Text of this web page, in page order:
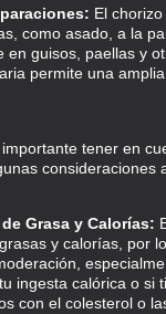
El
como asado, a la
en guisos, paellas y
permite una
tener en
consideraciones
Grasa y Calorías:
y calorías, por
ingesta calórica o si
con el colesterol o